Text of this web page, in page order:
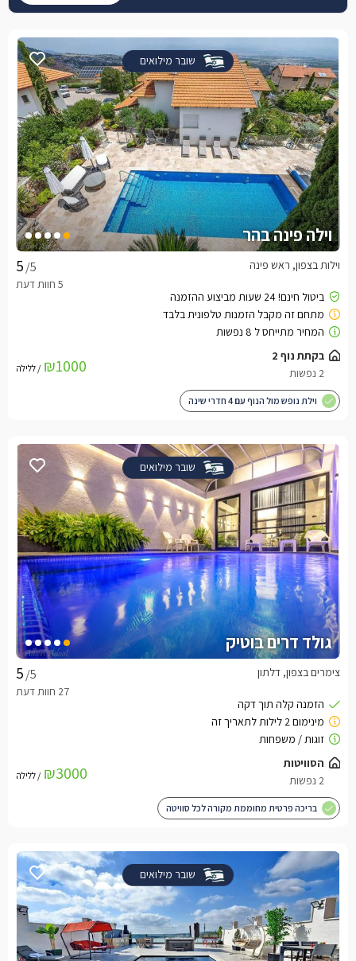
שובר מילואים
וילה פינה בהר
/5 וילות בצפון, ראש פינה
בקתת נוף 2
2 נפשות
₪1000 / ללילה
וילת נופש מול הנוף עם 4 חדרי שינה
שובר מילואים
גולד דרים בוטיק
/5 צימרים בצפון, דלתון
הסוויטות
2 נפשות
₪3000 / ללילה
בריכה פרטית מחוממת מקורה לכל סוויטה
שובר מילואים